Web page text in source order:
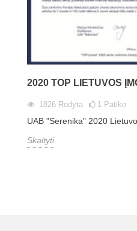
2020 TOP LIETUVOS
1826 Rodyta 1 Patiko
UAB "Serenika" 2020
Skaityti